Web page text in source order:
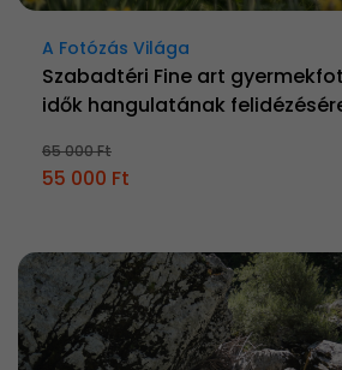
A Fotózás Világa
Szabadtéri Fine art
idők hangulatának
65 000 Ft
55 000 Ft